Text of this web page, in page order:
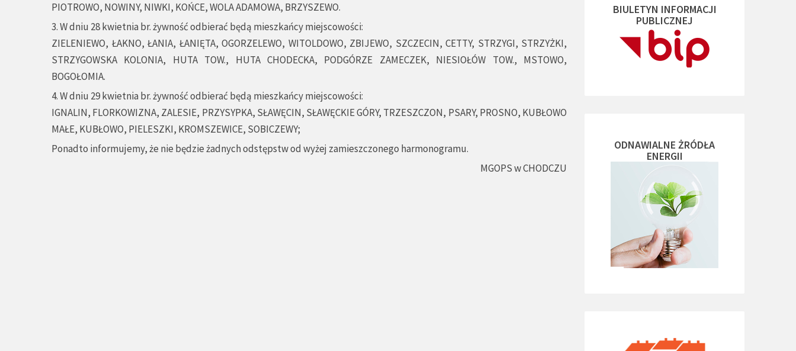
PIOTROWO, NOWINY, NIWKI, KOŃCE, WOLA ADAMOWA, BRZYSZEWO.
3. W dniu 28 kwietnia br. żywność odbierać będą mieszkańcy miejscowości:
ZIELENIEWO, ŁAKNO, ŁANIA, ŁANIĘTA, OGORZELEWO, WITOLDOWO, ZBIJEWO, SZCZECIN, CETTY, STRZYGI, STRZYŻKI,
STRZYGOWSKA KOLONIA, HUTA TOW., HUTA CHODECKA, PODGÓRZE ZAMECZEK, NIESIOŁÓW TOW., MSTOWO,
BOGOŁOMIA.
4. W dniu 29 kwietnia br. żywność odbierać będą mieszkańcy miejscowości:
IGNALIN, FLORKOWIZNA, ZALESIE, PRZYSYPKA, SŁAWĘCIN, SŁAWĘCKIE GÓRY, TRZESZCZON, PSARY, PROSNO, KUBŁOWO
MAŁE, KUBŁOWO, PIELESZKI, KROMSZEWICE, SOBICZEWY;
Ponadto informujemy, że nie będzie żadnych odstępstw od wyżej zamieszczonego harmonogramu.
MGOPS w CHODCZU
BIULETYN INFORMACJI
PUBLICZNEJ
ODNAWIALNE ŻRÓDŁA
ENERGII